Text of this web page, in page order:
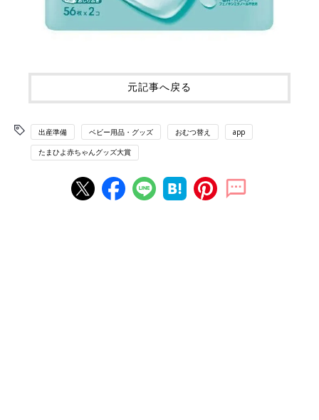
元記事へ戻る
出産準備 ベビー用品・グッズ おむつ替え app
たまひよ赤ちゃんグッズ大賞